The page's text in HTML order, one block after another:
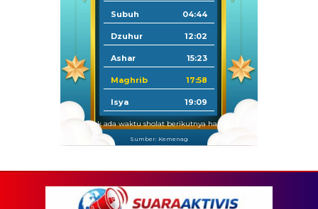
Subuh 04:44
Dzuhur 12:02
Ashar 15:23
Maghrib 17:58
Isya 19:09
Tidak ada waktu sholat berikutnya hari ini.
Sumber: Kemenag